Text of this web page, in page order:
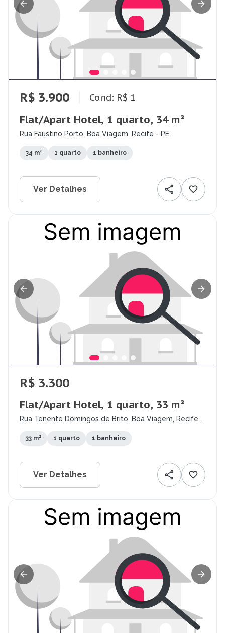
R$ 3.900 Cond: R$ 1
Flat/Apart Hotel, 1 quarto, 34 m²
Rua Faustino Porto, Boa Viagem, Recife - PE
34 m² 1 quarto 1 banheiro
Ver Detalhes
R$ 3.300
Flat/Apart Hotel, 1 quarto, 33 m²
Rua Tenente Domingos de Brito, Boa Viagem, Recife -
33 m² 1 quarto 1 banheiro
Ver Detalhes